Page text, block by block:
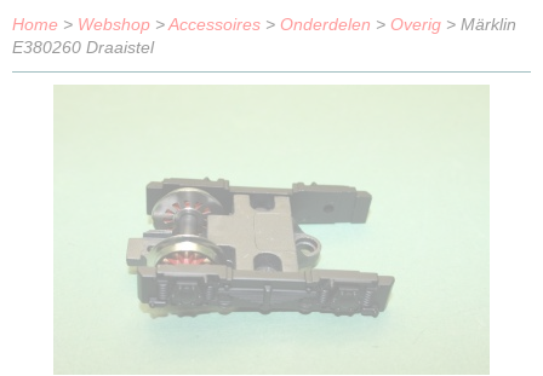
Home > Webshop >Accessoires > Onderdelen > Overig > Märklin
E380260 Draaistel